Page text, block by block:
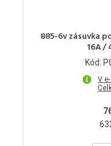
885-6v zásuvka
16A /
Kód:
V